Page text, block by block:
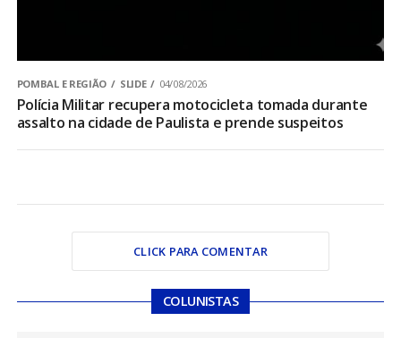
POMBAL E REGIÃO SLIDE 04/08/2026
Polícia Militar recupera motocicleta tomada durante
assalto na cidade de Paulista e prende suspeitos
CLICK PARA COMENTAR
COLUNISTAS